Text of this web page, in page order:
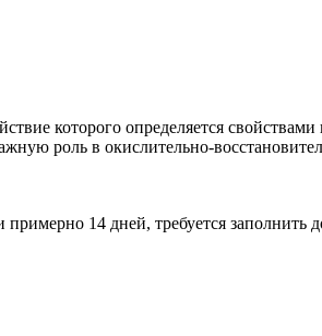
которого определяется
роль в окислительно-
примерно 14 дней, требуется заполнить